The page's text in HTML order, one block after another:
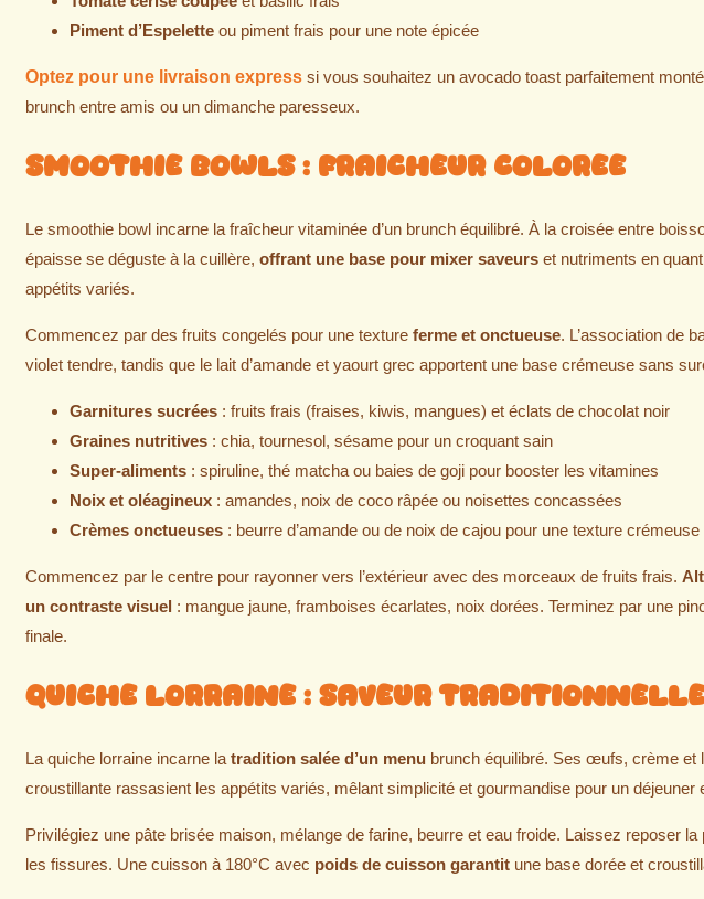
Piment d’Espelette ou piment frais pour une note épicée
Optez pour une livraison express si vous souhaitez un avocado toast parfaitement
brunch entre amis ou un dimanche paresseux.
Smoothie Bowls : Fraicheur Coloree
Le smoothie bowl incarne la fraîcheur vitaminée d’un brunch équilibré. À la croisée entre
épaisse se déguste à la cuillère, offrant une base pour mixer saveurs et nutriments en
appétits variés.
Commencez par des fruits congelés pour une texture ferme et onctueuse. L’association de
violet tendre, tandis que le lait d’amande et yaourt grec apportent une base crémeuse sans
Garnitures sucrées : fruits frais (fraises, kiwis, mangues) et éclats de chocolat noir
Graines nutritives : chia, tournesol, sésame pour un croquant sain
Super-aliments : spiruline, thé matcha ou baies de goji pour booster les vitamines
Noix et oléagineux : amandes, noix de coco râpée ou noisettes concassées
Crèmes onctueuses : beurre d’amande ou de noix de cajou pour une texture crémeuse
Commencez par le centre pour rayonner vers l’extérieur avec des morceaux de fruits frais.
un contraste visuel : mangue jaune, framboises écarlates, noix dorées. Terminez par une
finale.
Quiche Lorraine : Saveur Traditionnelle
La quiche lorraine incarne la tradition salée d’un menu brunch équilibré. Ses œufs, crème et
croustillante rassasient les appétits variés, mêlant simplicité et gourmandise pour un déjeuner
Privilégiez une pâte brisée maison, mélange de farine, beurre et eau froide. Laissez reposer
les fissures. Une cuisson à 180°C avec poids de cuisson garantit une base dorée et